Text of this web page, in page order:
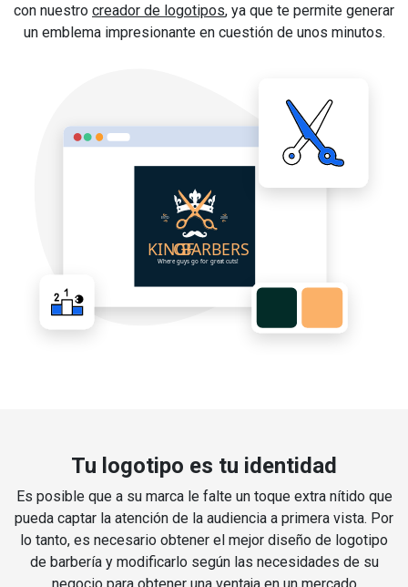
con nuestro creador de logotipos, ya que te permite generar
un emblema impresionante en cuestión de unos minutos.
Tu logotipo es tu identidad
Es posible que a su marca le falte un toque extra nítido que
pueda captar la atención de la audiencia a primera vista. Por
lo tanto, es necesario obtener el mejor diseño de logotipo
de barbería y modificarlo según las necesidades de su